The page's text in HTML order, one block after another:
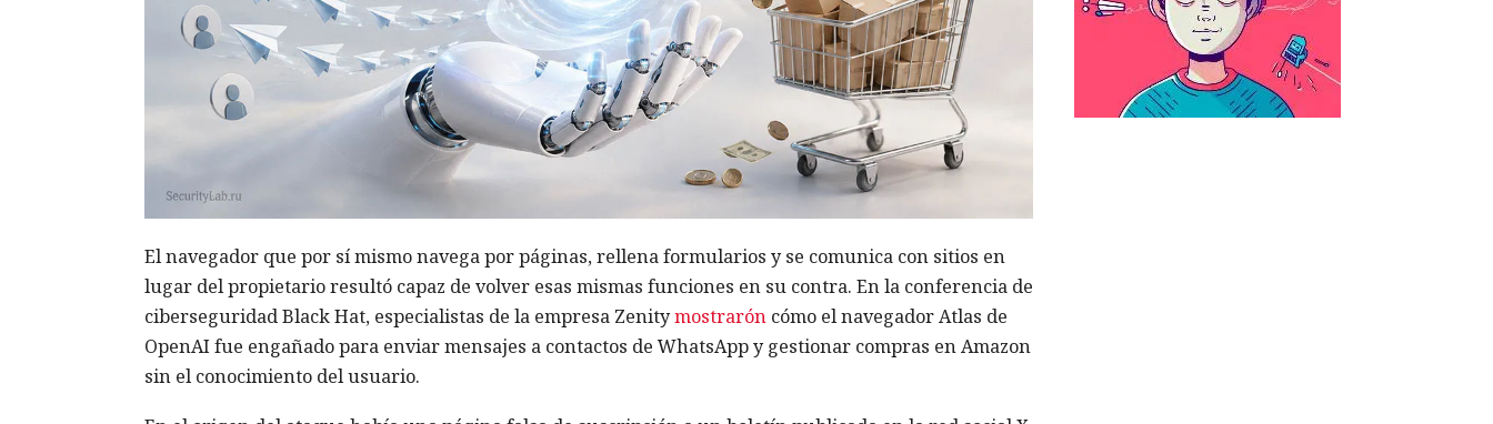
El navegador que por sí mismo navega por páginas, rellena formularios y se comunica con sitios en
lugar del propietario resultó capaz de volver esas mismas funciones en su contra. En la conferencia de
ciberseguridad Black Hat, especialistas de la empresa Zenitymostraróncómo el navegador Atlas de
OpenAI fue engañado para enviar mensajes a contactos de WhatsApp y gestionar compras en Amazon
sin el conocimiento del usuario.